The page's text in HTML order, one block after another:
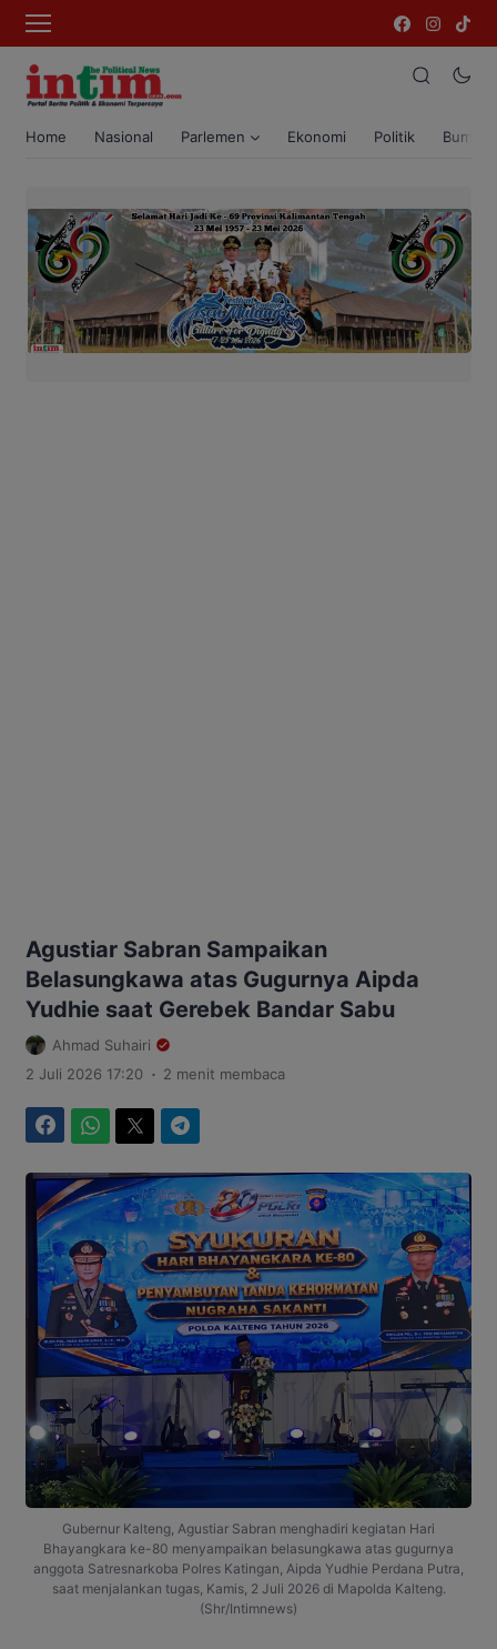
Home Nasional Parlemen Ekonomi Politik Bumi
Agustiar Sabran Sampaikan
Belasungkawa atas Gugurnya Aipda
Yudhie saat Gerebek Bandar Sabu
Ahmad Suhairi
2 Juli 2026 17:20 . 2 menit membaca
Gubernur Kalteng, Agustiar Sabran menghadiri kegiatan Hari
Bhayangkara ke-80 menyampaikan belasungkawa atas gugurnya
anggota Satresnarkoba Polres Katingan, Aipda Yudhie Perdana Putra,
saat menjalankan tugas, Kamis, 2 Juli 2026 di Mapolda Kalteng.
(Shr/Intimnews)